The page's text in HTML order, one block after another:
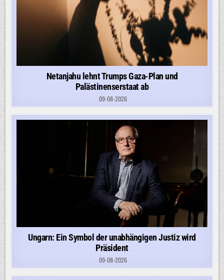
Netanjahu lehnt Trumps Gaza-Plan und
Palästinenserstaat ab
09-08-2026
Ungarn: Ein Symbol der unabhängigen Justiz wird
Präsident
09-08-2026